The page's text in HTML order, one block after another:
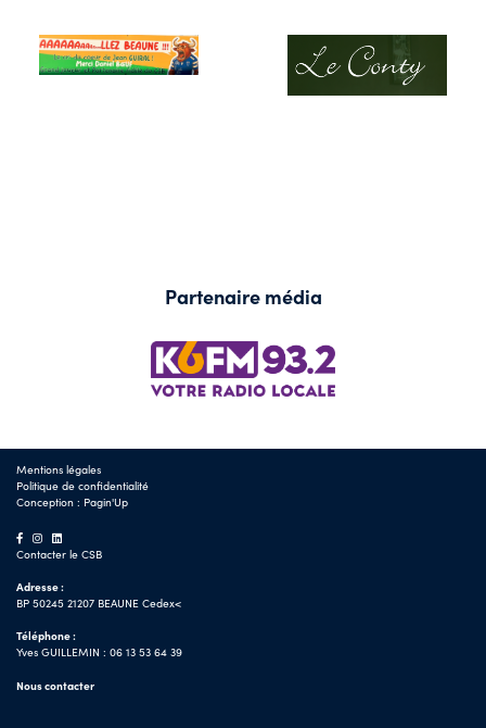
Partenaire média
Mentions légales
Politique de confidentialité
Conception : Pagin'Up
Contacter le CSB
Adresse :
BP 50245 21207 BEAUNE Cedex<
Téléphone :
Yves GUILLEMIN : 06 13 53 64 39
Nous contacter